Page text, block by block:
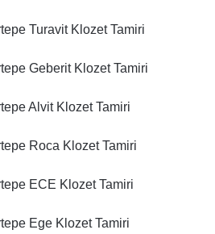
Turavit Klozet Tamiri
Geberit Klozet Tamiri
Alvit Klozet Tamiri
Roca Klozet Tamiri
ECE Klozet Tamiri
Ege Klozet Tamiri